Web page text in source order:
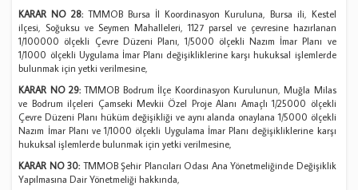
KARAR NO 28: TMMOB Bursa İl Koordinasyon Kuruluna, Bursa ili, Kestel
ilçesi, Soğuksu ve Seymen Mahalleleri, 1127 parsel ve çevresine hazırlanan
1/100000 ölçekli Çevre Düzeni Planı, 1/5000 ölçekli Nazım İmar Planı ve
1/1000 ölçekli Uygulama İmar Planı değişikliklerine karşı hukuksal işlemlerde
bulunmak için yetki verilmesine,
KARAR NO 29: TMMOB Bodrum İlçe Koordinasyon Kurulunun, Muğla Milas
ve Bodrum ilçeleri Çamseki Mevkii Özel Proje Alanı Amaçlı 1/25000 ölçekli
Çevre Düzeni Planı hüküm değişikliği ve aynı alanda onaylana 1/5000 ölçekli
Nazım İmar Planı ve 1/1000 ölçekli Uygulama İmar Planı değişikliklerine karşı
hukuksal işlemlerde bulunmak için yetki verilmesine,
KARAR NO 30: TMMOB Şehir Plancıları Odası Ana Yönetmeliğinde Değişiklik
Yapılmasına Dair Yönetmeliği hakkında,